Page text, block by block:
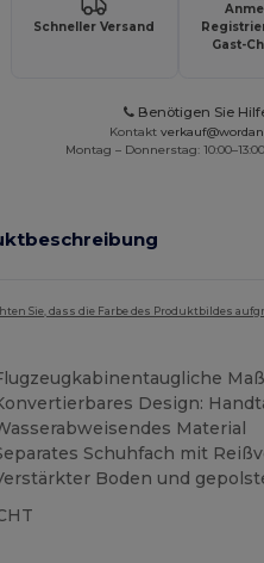
Schneller Versand
Gast-
Benötigen Sie
Kontakt
Montag – Donnerstag:
Sie, dass die Farbe des Produktbildes
Design:
Material
Schuhfach mit
Boden und